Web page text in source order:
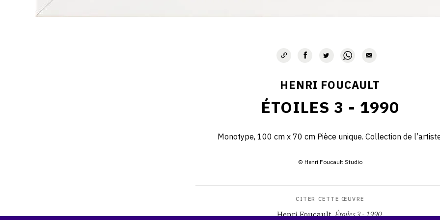
HENRI FOUCAULT
ÉTOILES 3 - 1990
Monotype, 100 cm x 70 cm Pièce unique. Collection de
© Henri Foucault Studio
CITER CETTE ŒUVRE
Henri Foucault,Étoiles 3 - 1990.